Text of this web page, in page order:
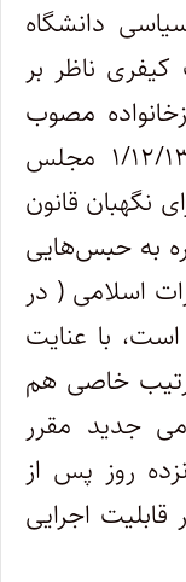
دانشگاه
ناظر بر
ازخانواده مصوب
جلسه روز سه شنبه مورخ ۱/۱۲/۱۳۹۱ مجلس
نگهبان قانون
به حبس‌هایی
اسلامی ( در
با عنایت
ترتیب خاصی هم
جدید مقرر
روز پس از
اجرایی